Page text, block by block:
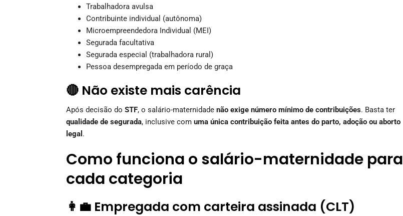
Trabalhadora avulsa
Contribuinte individual (autônoma)
Microempreendedora Individual (MEI)
Segurada facultativa
Segurada especial (trabalhadora rural)
Pessoa desempregada em período de graça
🔴 Não existe mais carência
Após decisão do STF, o salário-maternidade não exige número mínimo de contribuições. Basta ter
qualidade de segurada, inclusive com uma única contribuição feita antes do parto, adoção ou aborto
legal .
Como funciona o salário-maternidade para
cada categoria
👩‍💼 Empregada com carteira assinada (CLT)